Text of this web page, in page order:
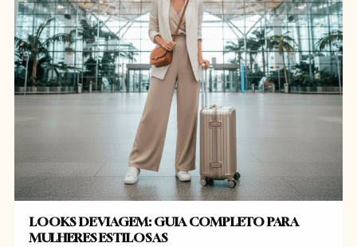
LOOKS DE VIAGEM: GUIA COMPLETO PARA
MULHERES ESTILOSAS